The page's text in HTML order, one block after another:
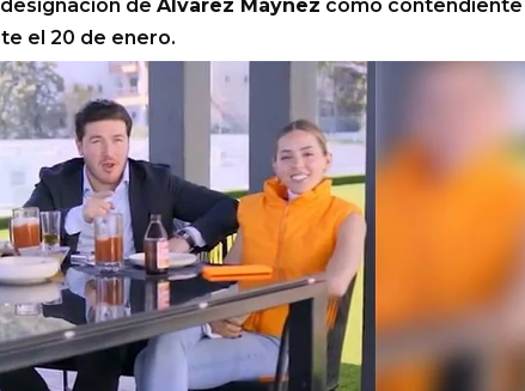
de Álvarez Máynez como contendiente
el 20 de enero.